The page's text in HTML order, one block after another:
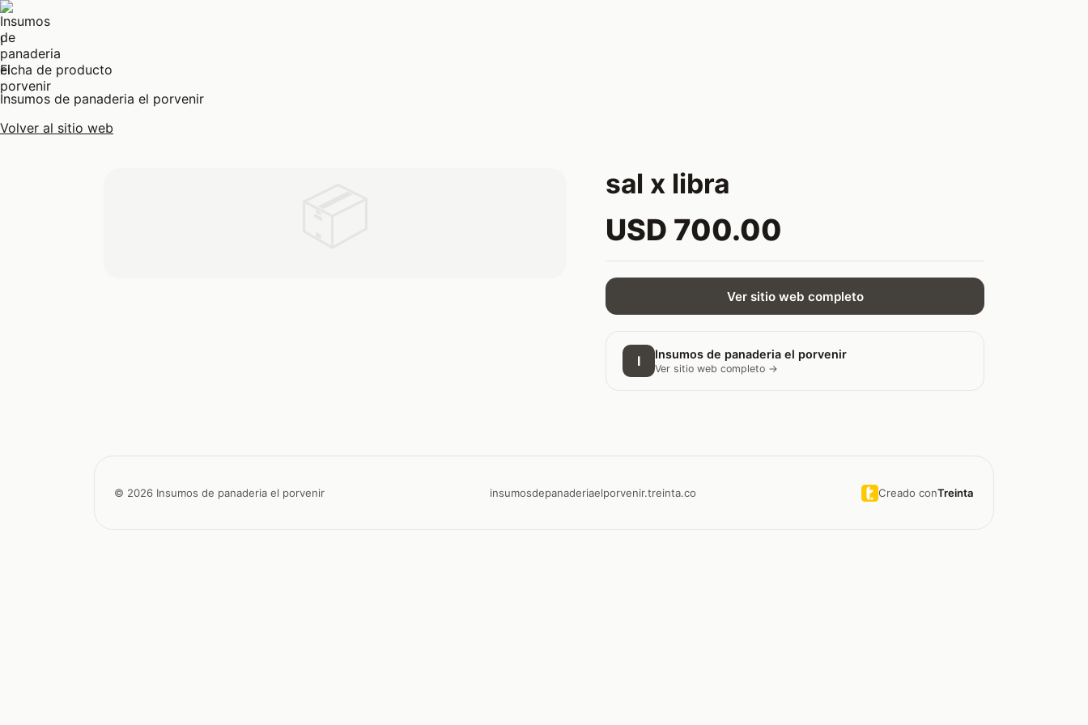
I
Ficha de producto
Insumos de panaderia el porvenir
Volver al sitio web
sal x libra
USD 700.00
Ver sitio web completo
I Insumos de panaderia el porvenir
Ver sitio web completo →
© 2026 Insumos de panaderia el porvenir insumosdepanaderiaelporvenir.treinta.co Creado conTreinta